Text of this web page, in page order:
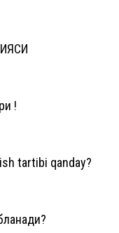
!
tartibi qanday?